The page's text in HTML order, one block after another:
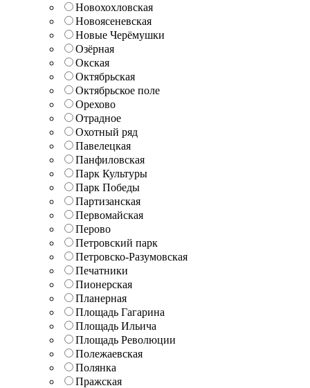
Новохохловская
Новоясеневская
Новые Черёмушки
Озёрная
Окская
Октябрьская
Октябрьское поле
Орехово
Отрадное
Охотный ряд
Павелецкая
Панфиловская
Парк Культуры
Парк Победы
Партизанская
Первомайская
Перово
Петровский парк
Петровско-Разумовская
Печатники
Пионерская
Планерная
Площадь Гагарина
Площадь Ильича
Площадь Революции
Полежаевская
Полянка
Пражская